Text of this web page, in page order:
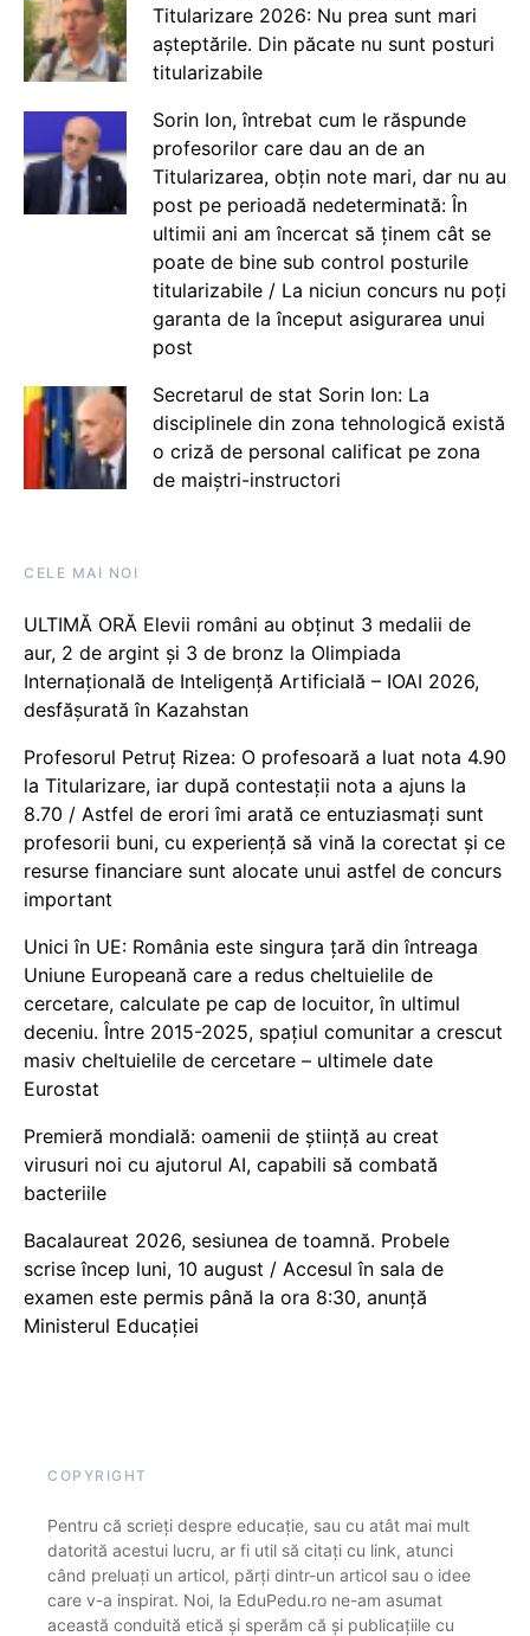
Titularizare 2026: Nu prea sunt mari
așteptările. Din păcate nu sunt posturi
titularizabile
Sorin Ion, întrebat cum le răspunde
profesorilor care dau an de an
Titularizarea, obțin note mari, dar nu au
post pe perioadă nedeterminată: În
ultimii ani am încercat să ținem cât se
poate de bine sub control posturile
titularizabile / La niciun concurs nu poți
garanta de la început asigurarea unui
post
Secretarul de stat Sorin Ion: La
disciplinele din zona tehnologică există
o criză de personal calificat pe zona
de maiștri-instructori
CELE MAI NOI
ULTIMĂ ORĂ Elevii români au obținut 3 medalii de
aur, 2 de argint și 3 de bronz la Olimpiada
Internațională de Inteligență Artificială – IOAI 2026,
desfășurată în Kazahstan
Profesorul Petruț Rizea: O profesoară a luat nota 4.90
la Titularizare, iar după contestații nota a ajuns la
8.70 / Astfel de erori îmi arată ce entuziasmați sunt
profesorii buni, cu experiență să vină la corectat și ce
resurse financiare sunt alocate unui astfel de concurs
important
Unici în UE: România este singura țară din întreaga
Uniune Europeană care a redus cheltuielile de
cercetare, calculate pe cap de locuitor, în ultimul
deceniu. Între 2015-2025, spațiul comunitar a crescut
masiv cheltuielile de cercetare – ultimele date
Eurostat
Premieră mondială: oamenii de știință au creat
virusuri noi cu ajutorul AI, capabili să combată
bacteriile
Bacalaureat 2026, sesiunea de toamnă. Probele
scrise încep luni, 10 august / Accesul în sala de
examen este permis până la ora 8:30, anunță
Ministerul Educației
COPYRIGHT
Pentru că scrieți despre educație, sau cu atât mai mult
datorită acestui lucru, ar fi util să citați cu link, atunci
când preluați un articol, părți dintr-un articol sau o idee
care v-a inspirat. Noi, la EduPedu.ro ne-am asumat
această conduită etică și sperăm că și publicațiile cu